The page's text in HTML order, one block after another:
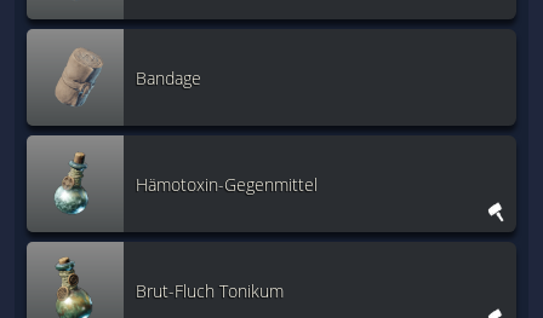
Bandage
Hämotoxin-Gegenmittel
Brut-Fluch Tonikum